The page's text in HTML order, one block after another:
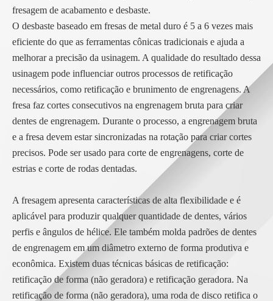
fresagem de acabamento e desbaste.
O desbaste baseado em fresas de metal duro é 5 a 6 vezes mais
eficiente do que as ferramentas cônicas tradicionais e ajuda a
melhorar a precisão da usinagem. A qualidade do resultado dessa
usinagem pode influenciar outros processos de retificação
necessários, como retificação e brunimento de engrenagens. A
fresa faz cortes consecutivos na engrenagem bruta para criar
dentes de engrenagem. Durante o processo, a engrenagem bruta
e a fresa devem estar sincronizadas na rotação para criar cortes
precisos. Pode ser usado para corte de engrenagens, corte de
estrias e corte de rodas dentadas.
A fresagem apresenta características de alta flexibilidade e é
aplicável para produzir qualquer quantidade de dentes, vários
perfis e ângulos de hélice. Ele também molda padrões de dentes
de engrenagem em um diâmetro externo de forma produtiva e
econômica. Existem duas técnicas básicas de retificação:
retificação de forma (não geradora) e retificação geradora. Na
retificação de forma (não geradora), uma roda de disco retifica o